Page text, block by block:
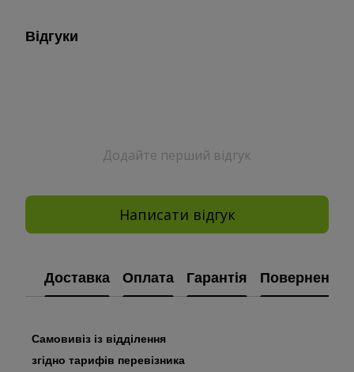
Відгуки
Додайте перший відгук
Написати відгук
Доставка Оплата Гарантія Повернення
Самовивіз із відділення
згідно тарифів перевізника